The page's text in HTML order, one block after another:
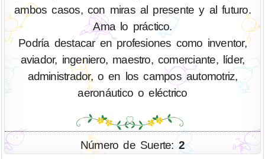
ambos casos, con miras al presente y al futuro.
Ama lo práctico.
Podría destacar en profesiones como inventor,
aviador, ingeniero, maestro, comerciante, líder,
administrador, o en los campos automotriz,
aeronáutico o eléctrico
Número de Suerte:2